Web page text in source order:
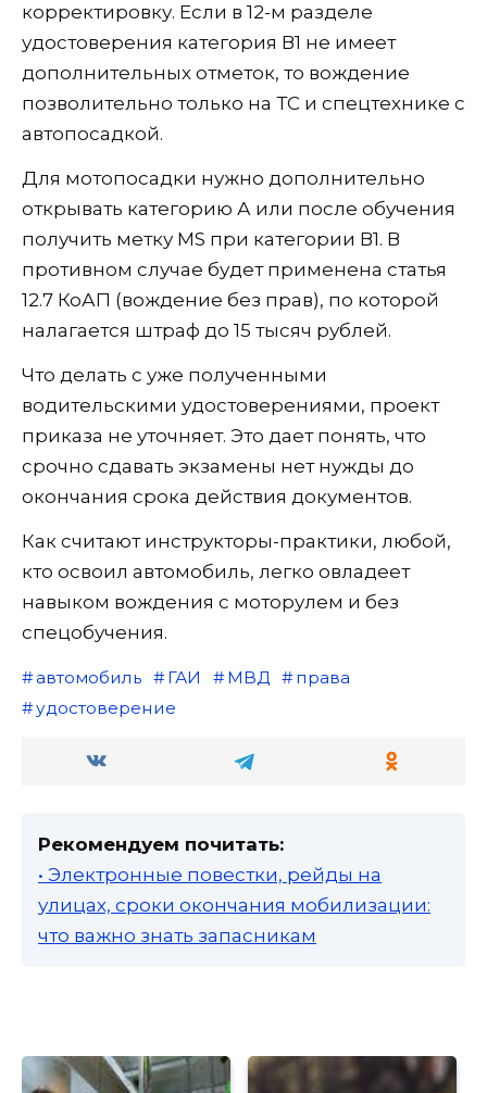
корректировку. Если в 12-м разделе
удостоверения категория В1 не имеет
дополнительных отметок, то вождение
позволительно только на ТС и спецтехнике с
автопосадкой.
Для мотопосадки нужно дополнительно
открывать категорию А или после обучения
получить метку MS при категории В1. В
противном случае будет применена статья
12.7 КоАП (вождение без прав), по которой
налагается штраф до 15 тысяч рублей.
Что делать с уже полученными
водительскими удостоверениями, проект
приказа не уточняет. Это дает понять, что
срочно сдавать экзамены нет нужды до
окончания срока действия документов.
Как считают инструкторы-практики, любой,
кто освоил автомобиль, легко овладеет
навыком вождения с моторулем и без
спецобучения.
автомобиль ГАИ МВД
права
удостоверение
Рекомендуем почитать:
• Электронные повестки, рейды на
улицах, сроки окончания мобилизации:
что важно знать запасникам